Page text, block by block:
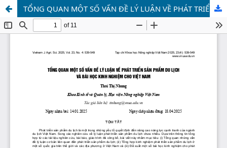
TỔNG QUAN MỘT SỐ VẤN ĐỀ LÝ LUẬN VỀ PHÁT TRIỂN SẢN PHẨM DU LỊCH VÀ BÀI HỌC KINH NGHIỆM CHO VIỆT NAM